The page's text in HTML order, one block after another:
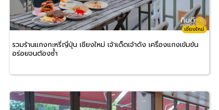
เชียงใหม่
รวมร้านแกงกะหรี่ญี่ปุ่น เชียงใหม่ เจ้าเด็ดเจ้าดัง เครื่องแกงเข้มข้น
อร่อยจนต้องซ้ำ